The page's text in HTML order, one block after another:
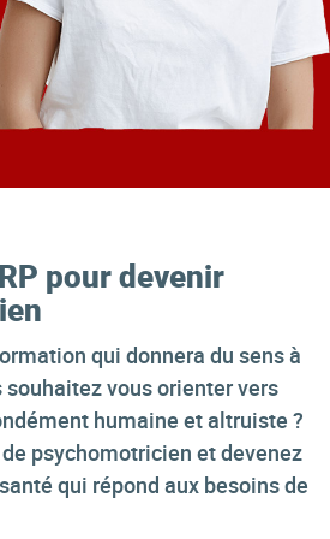
pour devenir
qui donnera du sens à
souhaitez vous orienter vers
humaine et altruiste ?
psychomotricien et devenez
qui répond aux besoins de